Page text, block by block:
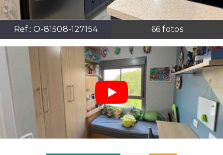
Ref.: O-81508-127154 66 fotos